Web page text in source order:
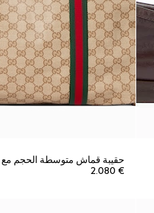
حقيبة قماش متوسطة الحجم
€ 2.080